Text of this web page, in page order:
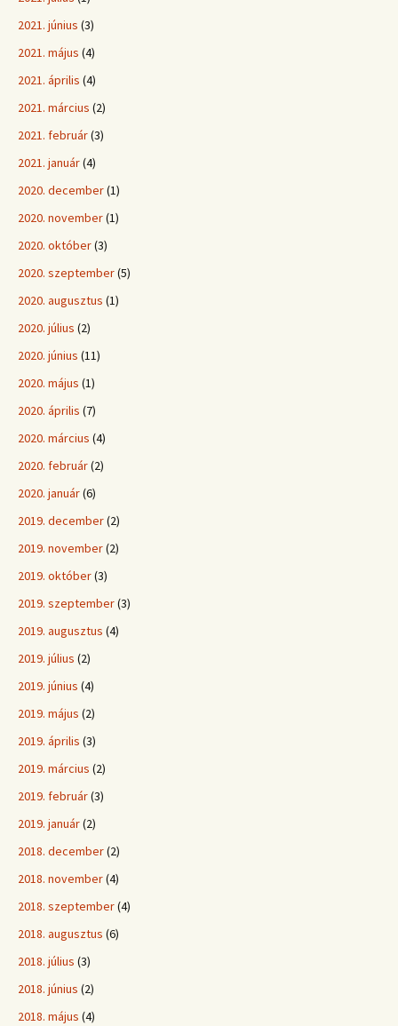
2021. június (3)
2021. május (4)
2021. április (4)
2021. március (2)
2021. február(3)
2021. január(4)
2020. december(1)
2020. november(1)
2020. október(3)
2020. szeptember(5)
2020. augusztus (1)
2020. július (2)
2020. június (11)
2020. május (1)
2020. április (7)
2020. március (4)
2020. február(2)
2020. január(6)
2019. december(2)
2019. november(2)
2019. október(3)
2019. szeptember(3)
2019. augusztus (4)
2019. július (2)
2019. június (4)
2019. május (2)
2019. április (3)
2019. március (2)
2019. február(3)
2019. január(2)
2018. december(2)
2018. november(4)
2018. szeptember(4)
2018. augusztus (6)
2018. július (3)
2018. június (2)
2018. május (4)